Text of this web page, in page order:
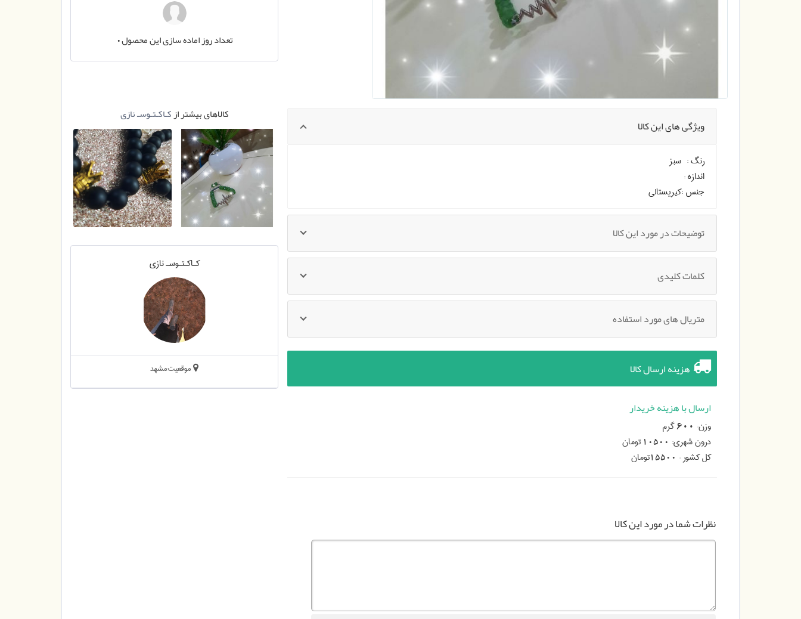
تعداد روز اماده سازی این محصول0
ویژگی های این کالا
رنگ : سبز
اندازه :
جنس :کیریستالی
توضیحات در مورد این کالا
کلمات کلیدی
متریال های مورد استفاده
هزینه ارسال کالا
ارسال با هزینه خریدار
وزن:
گرم
درون شهری: 10500 تومان
کل کشور : 15500تومان
نظرات شما در مورد این کالا
کالاهای بیشتر ازکـاکـتـوسـ نازی
کـاکـتـوسـ نازی
موقعیت:مشهد